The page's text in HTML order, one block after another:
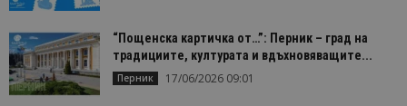
“Пощенска картичка от…”: Перник – град на
традициите, културата и вдъхновяващите...
Перник 17/06/2026 09:01